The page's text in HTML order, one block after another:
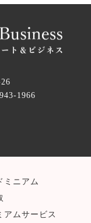
1966
ミニアム
アムサービス